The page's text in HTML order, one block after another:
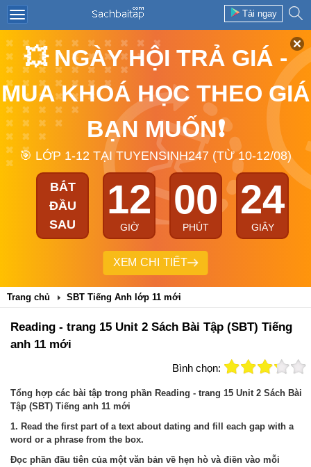
Tải ngay
💥 NGÀY HỘI TRẢ GIÁ -
MUA KHOÁ HỌC THEO GIÁ
BẠN MUỐN❗
🎯 LỚP 1-12 TẠI TUYENSINH247 (TỪ 10-12/08)
BẮT
ĐẦU
SAU
12
GIỜ
00
PHÚT
24
GIÂY
XEM CHI TIẾT
Trang chủ SBT Tiếng Anh lớp 11 mới
Reading - trang 15 Unit 2 Sách Bài Tập (SBT) Tiếng
anh 11 mới
Bình chọn:
Tổng hợp các bài tập trong phần Reading - trang 15 Unit 2 Sách Bài
Tập (SBT) Tiếng anh 11 mới
1. Read the first part of a text about dating and fill each gap with a
word or a phrase from the box.
Đọc phần đầu tiên của một văn bản về hẹn hò và điền vào mỗi